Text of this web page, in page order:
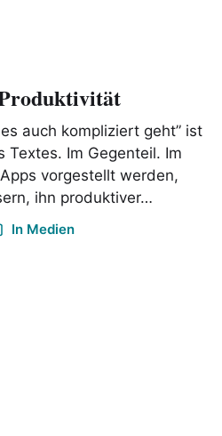
auch kompliziert geht” ist
Im Gegenteil. Im
vorgestellt werden,
ihn produktiver…
In Medien